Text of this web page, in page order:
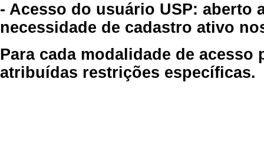
- Acesso do usuário USP: aberto
necessidade de cadastro ativo
Para cada modalidade de
atribuídas restrições específicas.